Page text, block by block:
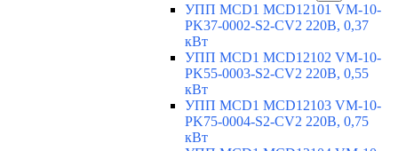
УПП MCD1 MCD12101 VM-10-
PK37-0002-S2-CV2 220В, 0,37
кВт
УПП MCD1 MCD12102 VM-10-
PK55-0003-S2-CV2 220В, 0,55
кВт
УПП MCD1 MCD12103 VM-10-
PK75-0004-S2-CV2 220В, 0,75
кВт